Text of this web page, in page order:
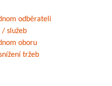
odběrateli
/ služeb
oboru
tržeb